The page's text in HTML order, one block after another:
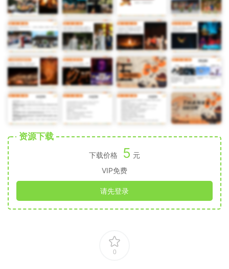
资源下载
下载价格 5 元
VIP免费
请先登录
0